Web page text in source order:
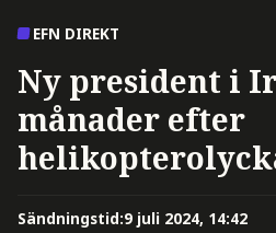
EFN DIREKT
Ny president i
månader efter
Sändningstid:9 juli 2024, 14:42